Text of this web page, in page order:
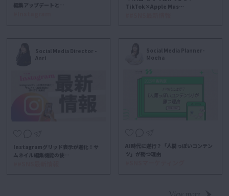
編集アップデートと…
TikTok×Apple Mus…
Social Media Director -
Anri
Instagramグリッド表示が進化！サ
ムネイル編集機能の使…
Social Media Planner-
Moeha
AI時代に逆行？「人間っぽいコンテン
ツ」が勝つ理由